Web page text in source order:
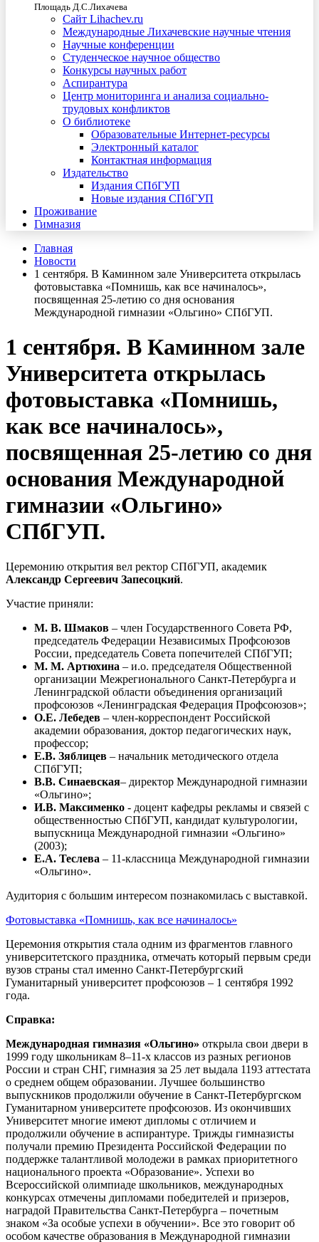
Площадь Д.С.Лихачева
Сайт Lihachev.ru
Международные Лихачевские научные чтения
Научные конференции
Студенческое научное общество
Конкурсы научных работ
Аспирантура
Центр мониторинга и анализа социально-
трудовых конфликтов
О библиотеке
Образовательные Интернет-ресурсы
Электронный каталог
Контактная информация
Издательство
Издания СПбГУП
Новые издания СПбГУП
Проживание
Гимназия
Главная
Новости
1 сентября. В Каминном зале Университета открылась
фотовыставка «Помнишь, как все начиналось»,
посвященная 25-летию со дня основания
Международной гимназии «Ольгино» СПбГУП.
1 сентября. В Каминном зале
Университета открылась
фотовыставка «Помнишь,
как все начиналось»,
посвященная 25-летию со дня
основания Международной
гимназии «Ольгино»
СПбГУП.
Церемонию открытия вел ректор СПбГУП, академик
Александр Сергеевич Запесоцкий.
Участие приняли:
М. В. Шмаков – член Государственного Совета РФ,
председатель Федерации Независимых Профсоюзов
России, председатель Совета попечителей СПбГУП;
М. М. Артюхина – и.о. председателя Общественной
организации Межрегионального Санкт-Петербурга и
Ленинградской области объединения организаций
профсоюзов «Ленинградская Федерация Профсоюзов»;
О.Е. Лебедев – член-корреспондент Российской
академии образования, доктор педагогических наук,
профессор;
Е.В. Зяблицев – начальник методического отдела
СПбГУП;
В.В. Синаевская– директор Международной гимназии
«Ольгино»;
И.В. Максименко - доцент кафедры рекламы и связей с
общественностью СПбГУП, кандидат культурологии,
выпускница Международной гимназии «Ольгино»
(2003);
Е.А. Теслева – 11-классница Международной гимназии
«Ольгино».
Аудитория с большим интересом познакомилась с выставкой.
Фотовыставка «Помнишь, как все начиналось»
Церемония открытия стала одним из фрагментов главного
университетского праздника, отмечать который первым среди
вузов страны стал именно Санкт-Петербургский
Гуманитарный университет профсоюзов – 1 сентября 1992
года.
Справка:
Международная гимназия «Ольгино» открыла свои двери в
1999 году школьникам 8–11-х классов из разных регионов
России и стран СНГ, гимназия за 25 лет выдала 1193 аттестата
о среднем общем образовании. Лучшее большинство
выпускников продолжили обучение в Санкт-Петербургском
Гуманитарном университете профсоюзов. Из окончивших
Университет многие имеют дипломы с отличием и
продолжили обучение в аспирантуре. Трижды гимназисты
получали премию Президента Российской Федерации по
поддержке талантливой молодежи в рамках приоритетного
национального проекта «Образование». Успехи во
Всероссийской олимпиаде школьников, международных
конкурсах отмечены дипломами победителей и призеров,
наградой Правительства Санкт-Петербурга – почетным
знаком «За особые успехи в обучении». Все это говорит об
особом качестве образования в Международной гимназии